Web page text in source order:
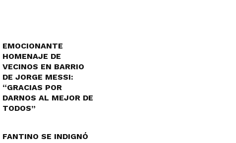
EMOCIONANTE
HOMENAJE DE
VECINOS EN BARRIO
DE JORGE MESSI:
“GRACIAS POR
DARNOS AL MEJOR DE
TODOS”
FANTINO SE INDIGNÓ